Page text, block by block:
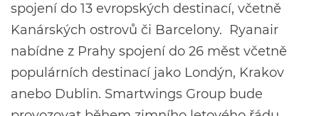
spojení do 13 evropských destinací, včetně
Kanárských ostrovů či Barcelony. Ryanair
nabídne z Prahy spojení do 26 měst včetně
populárních destinací jako Londýn, Krakov
anebo Dublin. Smartwings Group bude